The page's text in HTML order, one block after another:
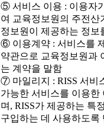
⑤ 서비스 이용 : 이용자
여 교육정보원의 주전산
정보원이 제공하는 정보
⑥ 이용계약 : 서비스를
약관으로 교육정보원과
는 계약을 말함
⑦ 마일리지 : RISS 서비
가능한 서비스를 이용한
며, RISS가 제공하는 특
구입하는 데 사용하도록